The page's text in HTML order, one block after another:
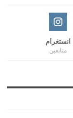
انستغرام
متابعين